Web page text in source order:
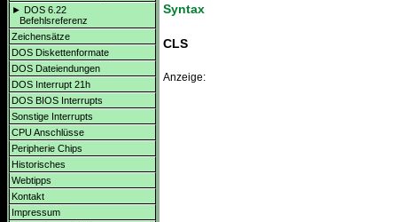
► DOS 6.22
Befehlsreferenz
Zeichensätze
DOS Diskettenformate
DOS Dateiendungen
DOS Interrupt 21h
DOS BIOS Interrupts
Sonstige Interrupts
CPU Anschlüsse
Peripherie Chips
Historisches
Webtipps
Kontakt
Impressum
Syntax
CLS
Anzeige: